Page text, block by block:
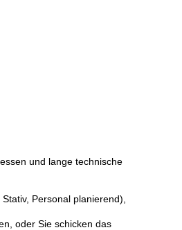
und lange technische
Personal planierend),
oder Sie schicken das